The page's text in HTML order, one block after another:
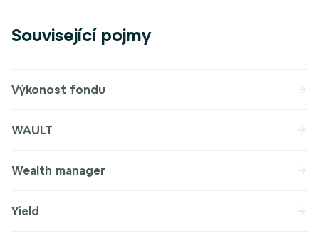
Související pojmy
Výkonost fondu
WAULT
Wealth manager
Yield